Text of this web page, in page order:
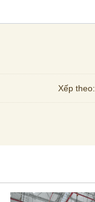
Xếp theo: